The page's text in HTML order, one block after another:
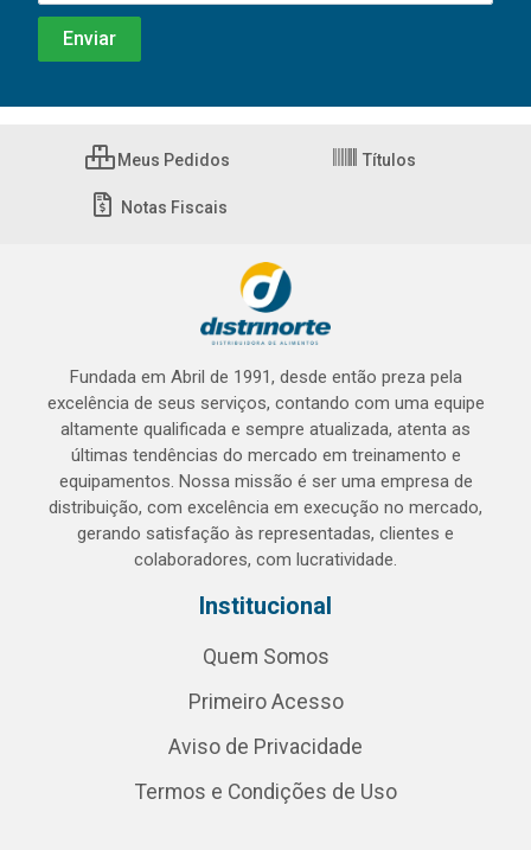
Meus Pedidos Títulos
Notas Fiscais
Fundada em Abril de 1991, desde então preza pela
excelência de seus serviços, contando com uma equipe
altamente qualificada e sempre atualizada, atenta as
últimas tendências do mercado em treinamento e
equipamentos. Nossa missão é ser uma empresa de
distribuição, com excelência em execução no mercado,
gerando satisfação às representadas, clientes e
colaboradores, com lucratividade.
Institucional
Quem Somos
Primeiro Acesso
Aviso de Privacidade
Termos e Condições de Uso